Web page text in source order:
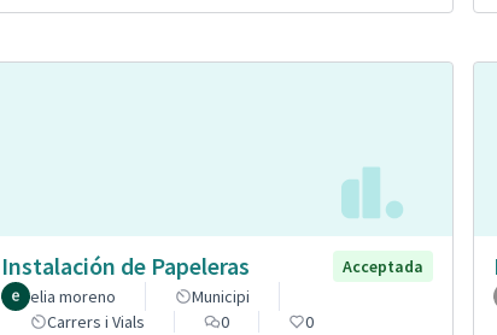
Instalación de Papeleras
Acceptada
elia moreno
Municipi
Carrers i Vials
0 0